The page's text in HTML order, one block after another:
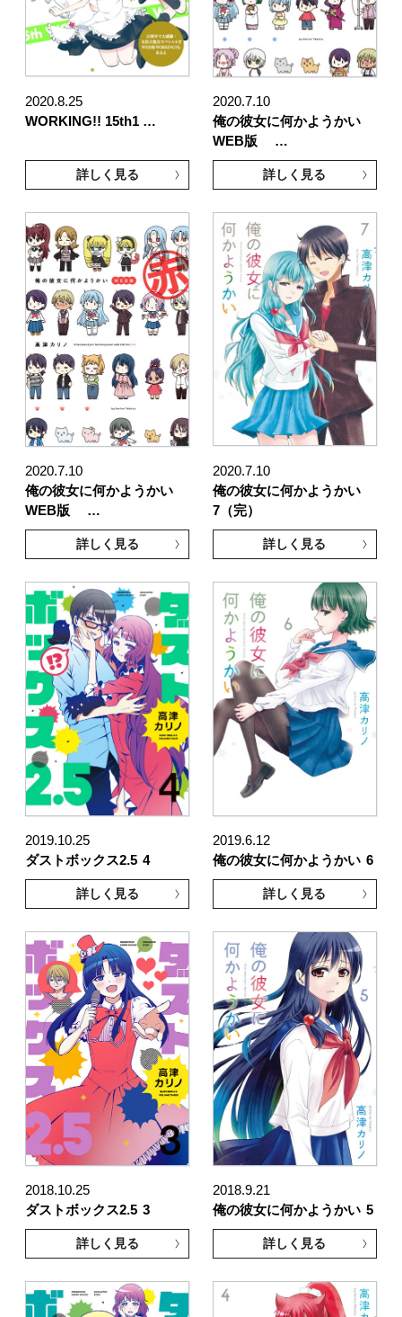
2020.8.25
WORKING!! 15th1 …
詳しく見る
2020.7.10
俺の彼女に何かようかい
WEB版 …
詳しく見る
2020.7.10
俺の彼女に何かようかい
WEB版 …
詳しく見る
2020.7.10
俺の彼女に何かようかい
7（完）
詳しく見る
2019.10.25
ダストボックス2.5 4
詳しく見る
2019.6.12
俺の彼女に何かようかい 6
詳しく見る
2018.10.25
ダストボックス2.5 3
詳しく見る
2018.9.21
俺の彼女に何かようかい 5
詳しく見る